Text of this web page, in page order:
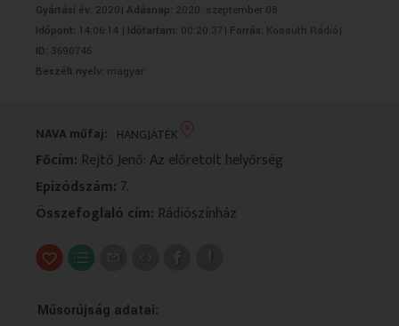
Gyártási év: 2020| Adásnap: 2020. szeptember 08.
Időpont: 14:06:14 | Időtartam: 00:20:37| Forrás: Kossuth Rádió|
ID: 3690746
Beszélt nyelv: magyar
NAVA műfaj: HANGJÁTÉK
Főcím: Rejtő Jenő: Az előretolt helyőrség
Epizódszám: 7.
Összefoglaló cím: Rádiószínház
Műsorújság adatai: